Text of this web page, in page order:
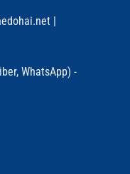
|
WhatsApp) -